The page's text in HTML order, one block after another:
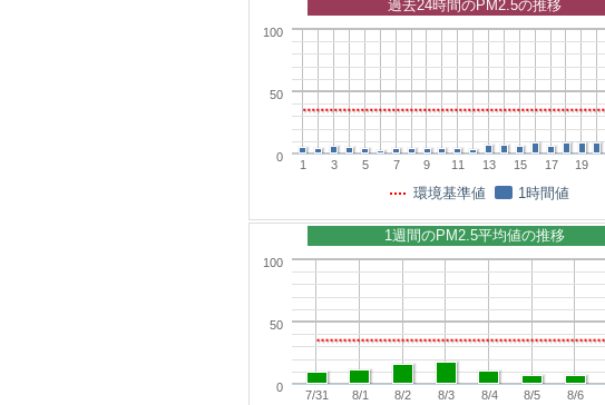
1 3 5 7 9 11 13 15 17 19
0
50
100
過去24時間のPM2.5の推移
環境基準値 1時間値
7/31 8/1 8/2 8/3 8/4 8/5 8/6
0
50
100
1週間のPM2.5平均値の推移